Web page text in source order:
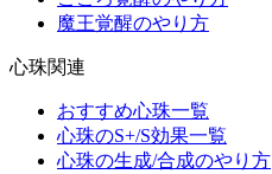
魔王覚醒のやり方
心珠関連
おすすめ心珠一覧
心珠のS+/S効果一覧
心珠の生成/合成のやり方